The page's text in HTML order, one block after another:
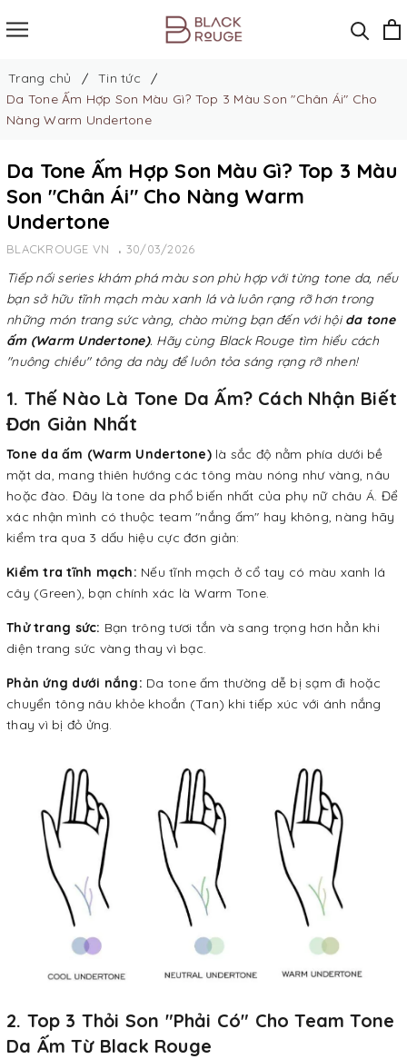
Trang chủ
Tin tức
Da Tone Ấm Hợp Son Màu Gì? Top 3 Màu Son "Chân Ái" Cho
Nàng Warm Undertone
Da Tone Ấm Hợp Son Màu Gì? Top 3 Màu
Son "Chân Ái" Cho Nàng Warm
Undertone
BLACKROUGE VN 30/03/2026
Tiếp nối series khám phá màu son phù hợp với từng tone da, nếu
bạn sở hữu tĩnh mạch màu xanh lá và luôn rạng rỡ hơn trong
những món trang sức vàng, chào mừng bạn đến với hộida tone
ấm (Warm Undertone). Hãy cùng Black Rouge tìm hiểu cách
"nuông chiều" tông da này để luôn tỏa sáng rạng rỡ nhen!
1. Thế Nào Là Tone Da Ấm? Cách Nhận Biết
Đơn Giản Nhất
Tone da ấm (Warm Undertone)là sắc độ nằm phía dưới bề
mặt da, mang thiên hướng các tông màu nóng như vàng, nâu
hoặc đào. Đây là tone da phổ biến nhất của phụ nữ châu Á. Để
xác nhận mình có thuộc team "nắng ấm" hay không, nàng hãy
kiểm tra qua 3 dấu hiệu cực đơn giản:
Kiểm tra tĩnh mạch: Nếu tĩnh mạch ở cổ tay có màu xanh lá
cây (Green), bạn chính xác là Warm Tone.
Thử trang sức: Bạn trông tươi tắn và sang trọng hơn hẳn khi
diện trang sức vàng thay vì bạc.
Phản ứng dưới nắng: Da tone ấm thường dễ bị sạm đi hoặc
chuyển tông nâu khỏe khoắn (Tan) khi tiếp xúc với ánh nắng
thay vì bị đỏ ửng.
2. Top 3 Thỏi Son "Phải Có" Cho Team Tone
Da Ấm Từ Black Rouge